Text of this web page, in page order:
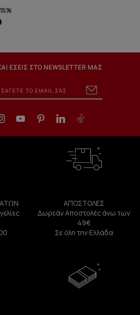
ΕΣΕΙΣ ΣΤΟ NEWSLETTER ΜΑΣ
ΑΠΟΣΤΟΛΕΣ
Δωρεάν Αποστολές άνω των
49€
Σε όλη την Ελλάδα